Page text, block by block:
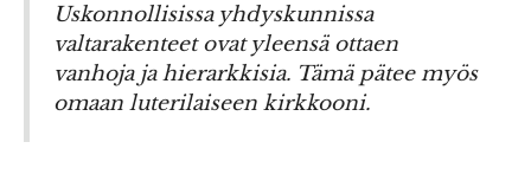
Uskonnollisissa yhdyskunnissa
valtarakenteet ovat yleensä ottaen
vanhoja ja hierarkkisia. Tämä pätee myös
omaan luterilaiseen kirkkooni.